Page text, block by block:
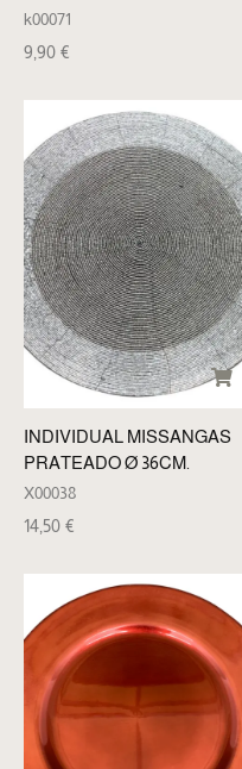
k00071
9,90 €
INDIVIDUAL MISSANGAS
PRATEADO Ø 36CM.
X00038
14,50 €